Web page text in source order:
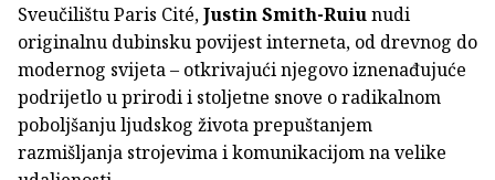
Sveučilištu Paris Cité,Justin Smith-Ruiunudi
originalnu dubinsku povijest interneta, od drevnog do
modernog svijeta – otkrivajući njegovo iznenađujuće
podrijetlo u prirodi i stoljetne snove o radikalnom
poboljšanju ljudskog života prepuštanjem
razmišljanja strojevima i komunikacijom na velike